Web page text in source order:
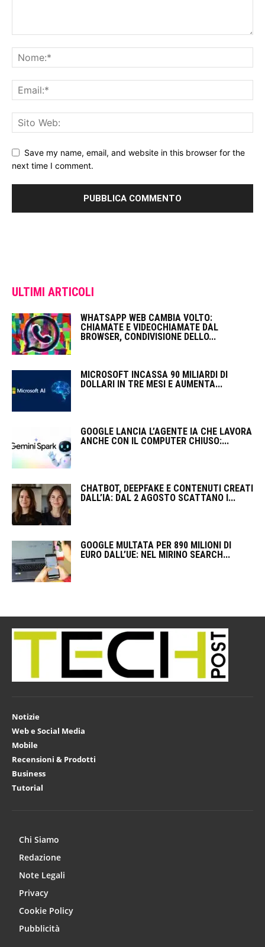
Save my name, email, and website in this browser for the
next time I comment.
ULTIMI ARTICOLI
WHATSAPP WEB CAMBIA VOLTO:
CHIAMATE E VIDEOCHIAMATE DAL
BROWSER, CONDIVISIONE DELLO...
MICROSOFT INCASSA 90 MILIARDI DI
DOLLARI IN TRE MESI E AUMENTA...
GOOGLE LANCIA L’AGENTE IA CHE LAVORA
ANCHE CON IL COMPUTER CHIUSO:...
CHATBOT, DEEPFAKE E CONTENUTI CREATI
DALL’IA: DAL 2 AGOSTO SCATTANO I...
GOOGLE MULTATA PER 890 MILIONI DI
EURO DALL’UE: NEL MIRINO SEARCH...
Notizie
Web e Social Media
Mobile
Recensioni & Prodotti
Business
Tutorial
Chi Siamo
Redazione
Note Legali
Privacy
Cookie Policy
Pubblicità